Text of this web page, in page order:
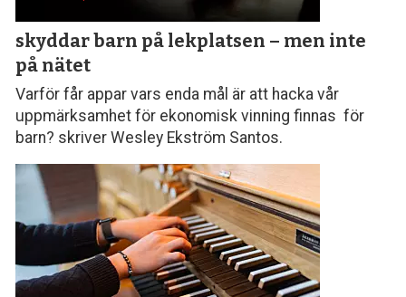
skyddar barn på lekplatsen – men inte
på nätet
Varför får appar vars enda mål är att hacka vår
uppmärksamhet för ekonomisk vinning finnas för
barn? skriver Wesley Ekström Santos.